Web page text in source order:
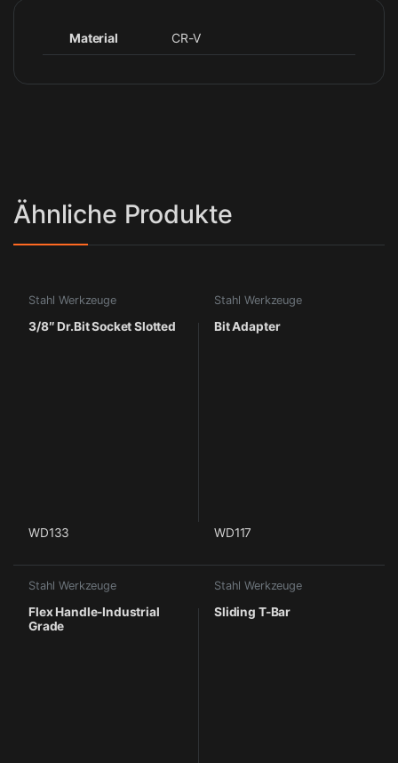
Material CR-V
Ähnliche Produkte
Stahl Werkzeuge
3/8″ Dr.Bit Socket Slotted
WD133
Stahl Werkzeuge
Bit Adapter
WD117
Stahl Werkzeuge
Flex Handle-Industrial
Grade
Stahl Werkzeuge
Sliding T-Bar